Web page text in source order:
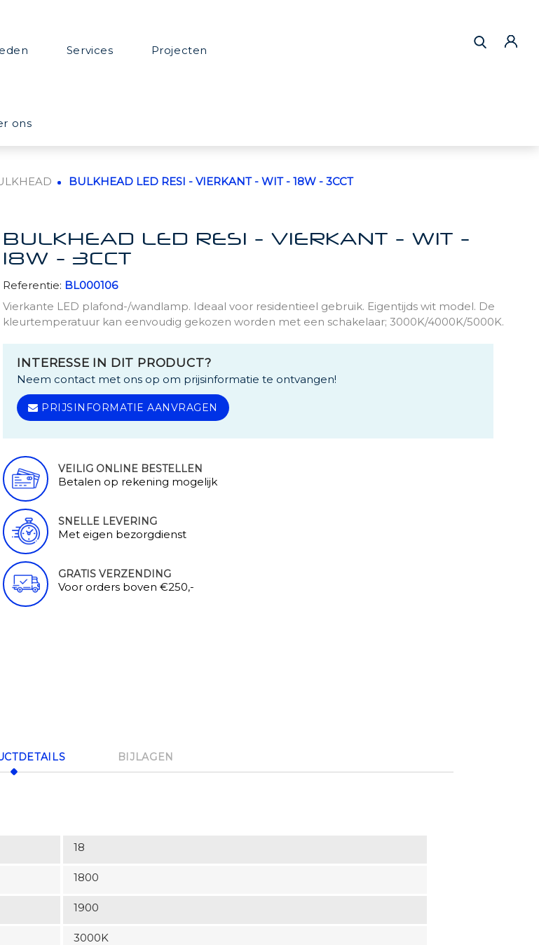
Services Projecten
ons
BULKHEAD LED RESI - VIERKANT - WIT - 18W - 3CCT
BULKHEAD LED RESI - VIERKANT - WIT -
18W - 3CCT
Referentie: BL000106
Vierkante LED plafond-/wandlamp. Ideaal voor residentieel gebruik. Eigentijds wit model. De
kleurtemperatuur kan eenvoudig gekozen worden met een schakelaar; 3000K/4000K/5000K.
INTERESSE IN DIT PRODUCT?
Neem contact met ons op om prijsinformatie te ontvangen!
PRIJSINFORMATIE AANVRAGEN
VEILIG ONLINE BESTELLEN
Betalen op rekening mogelijk
SNELLE LEVERING
Met eigen bezorgdienst
GRATIS VERZENDING
Voor orders boven €250,-
BIJLAGEN
18
1800
1900
3000K